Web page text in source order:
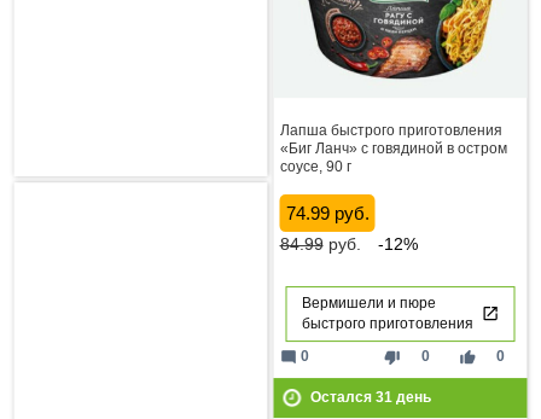
Лапша быстрого приготовления
«Биг Ланч» с говядиной в остром
соусе, 90 г
74.99 руб.
84.99руб. -12%
Вермишели и пюре
быстрого приготовления
thumb_down 0 thumb_up 0
mode_comment 0
Остался 31день